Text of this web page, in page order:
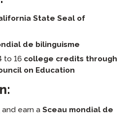
State Seal of
de bilinguisme
to 16 college credits through
on Education
and earn a Sceau mondial de